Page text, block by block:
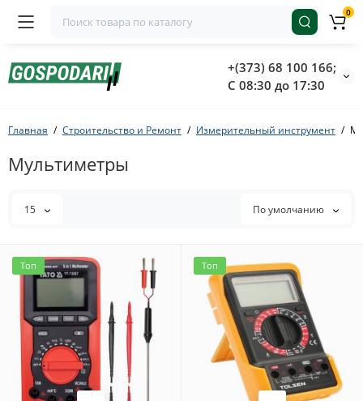
+(373) 68 100 166;
С 08:30 до 17:30
0
Главная Строительство и Ремонт Измерительный инструмент
Мультиметры
15 По умолчанию
Топ Топ